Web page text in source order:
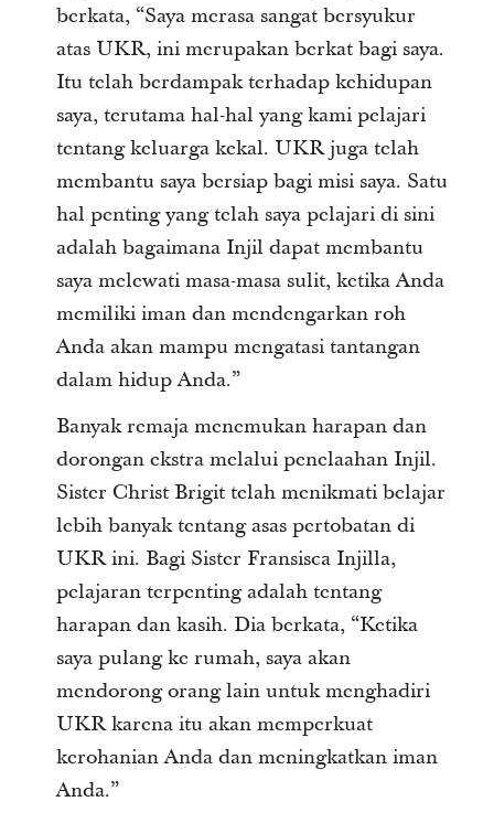
berkata, “Saya merasa sangat bersyukur
atas UKR, ini merupakan berkat bagi saya.
Itu telah berdampak terhadap kehidupan
saya, terutama hal-hal yang kami pelajari
tentang keluarga kekal. UKR juga telah
membantu saya bersiap bagi misi saya. Satu
hal penting yang telah saya pelajari di sini
adalah bagaimana Injil dapat membantu
saya melewati masa-masa sulit, ketika Anda
memiliki iman dan mendengarkan roh
Anda akan mampu mengatasi tantangan
dalam hidup Anda.”
Banyak remaja menemukan harapan dan
dorongan ekstra melalui penelaahan Injil.
Sister Christ Brigit telah menikmati belajar
lebih banyak tentang asas pertobatan di
UKR ini. Bagi Sister Fransisca Injilla,
pelajaran terpenting adalah tentang
harapan dan kasih. Dia berkata, “Ketika
saya pulang ke rumah, saya akan
mendorong orang lain untuk menghadiri
UKR karena itu akan memperkuat
kerohanian Anda dan meningkatkan iman
Anda.”